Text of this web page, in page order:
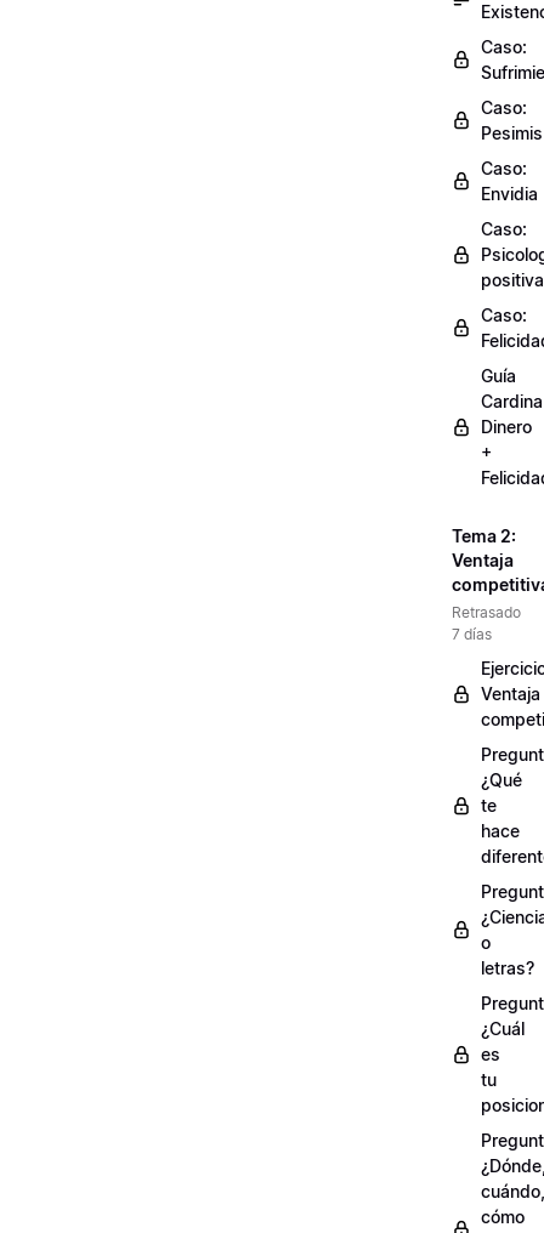
Caso:
Caso:
Caso:
Envidia
Caso:
positiva
Caso:
Guía
Dinero
+
Tema 2:
Ventaja
Retrasado
7 días
Ventaja
¿Qué
te
hace
o
letras?
¿Cuál
es
tu
cuándo,
cómo